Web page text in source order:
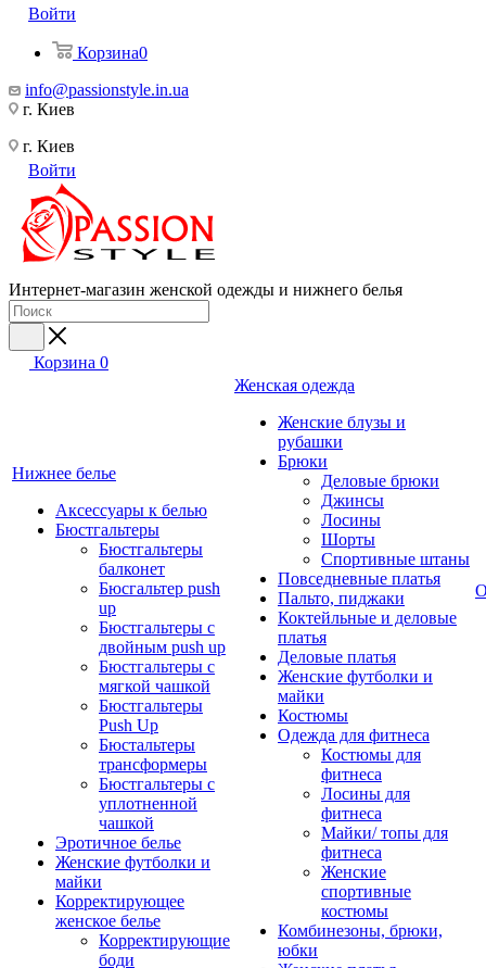
Войти
Корзина0
info@passionstyle.in.ua
г. Киев
г. Киев
Войти
Интернет-магазин женской одежды и нижнего белья
Корзина 0
Нижнее белье
Аксессуары к белью
Бюстгальтеры
Бюстгальтеры
балконет
Бюсгальтер push
up
Бюстгальтеры с
двойным push up
Бюстгальтеры с
мягкой чашкой
Бюстгальтеры
Push Up
Бюстальтеры
трансформеры
Бюстгальтеры с
уплотненной
чашкой
Эротичное белье
Женские футболки и
майки
Корректирующее
женское белье
Корректирующие
боди
Женская одежда
Женские блузы и
рубашки
Брюки
Деловые брюки
Джинсы
Лосины
Шорты
Спортивные штаны
Повседневные платья
Пальто, пиджаки
Коктейльные и деловые
платья
Деловые платья
Женские футболки и
майки
Костюмы
Одежда для фитнеса
Костюмы для
фитнеса
Лосины для
фитнеса
Майки/ топы для
фитнеса
Женские
спортивные
костюмы
Комбинезоны, брюки,
юбки